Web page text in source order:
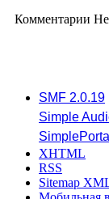
Комментарии
SMF 2.0.19
Simple
XHTML
RSS
Sitemap